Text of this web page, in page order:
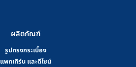
ผลิตภัณฑ์
รูปทรงกระเบื้อง
แพทเทิร์น และดีไซน์